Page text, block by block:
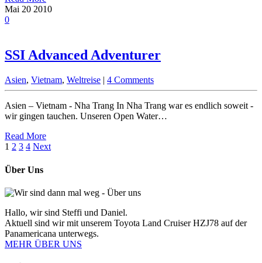
Mai 20 2010
0
SSI Advanced Adventurer
Asien, Vietnam, Weltreise | 4 Comments
Asien – Vietnam - Nha Trang In Nha Trang war es endlich soweit -
wir gingen tauchen. Unseren Open Water…
Read More
1 2 3 4 Next
Über Uns
Hallo, wir sind Steffi und Daniel.
Aktuell sind wir mit unserem Toyota Land Cruiser HZJ78 auf der
Panamericana unterwegs.
MEHR ÜBER UNS